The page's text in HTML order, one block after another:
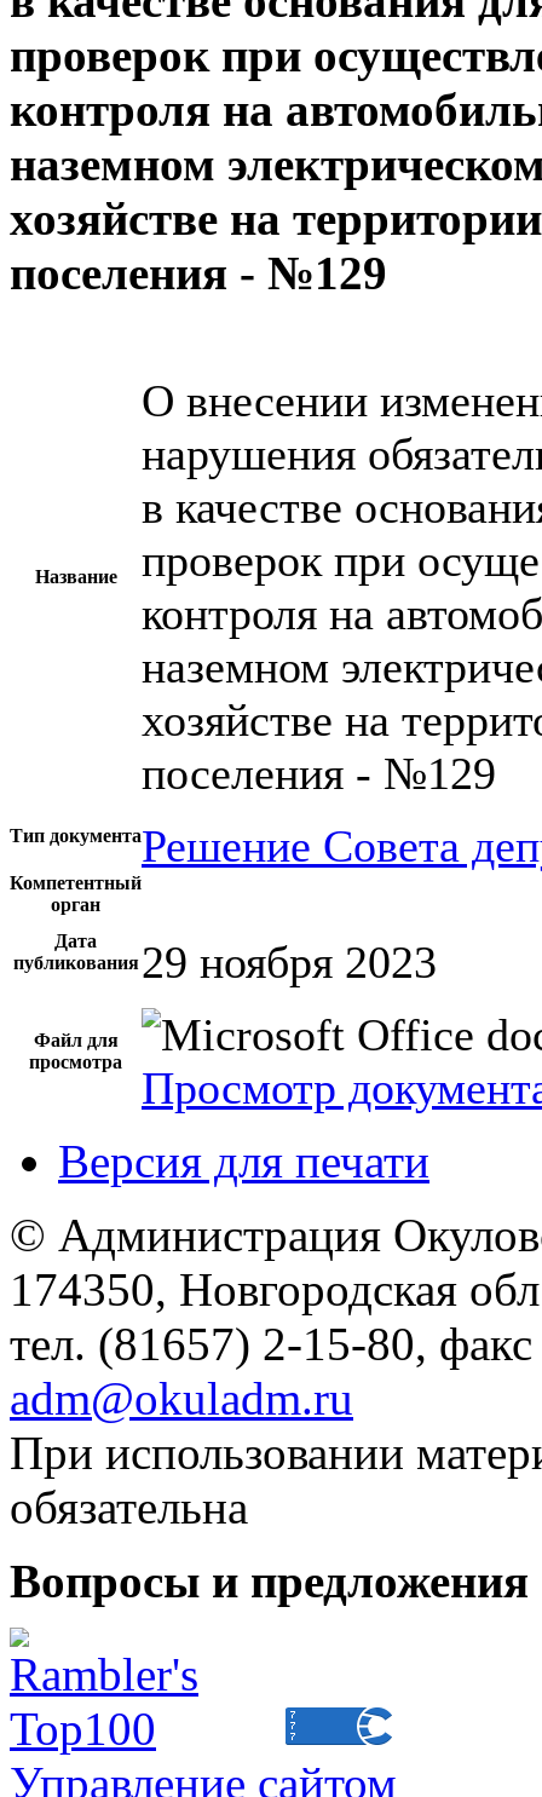
проверок при
контроля на
наземном
хозяйстве на
поселения - №129
Название
О внесении
нарушения
в качестве
проверок при
контроля на
наземном
хозяйстве на
поселения - №129
Тип документаРешение Совета
Компетентный
орган
Дата
публикования 29 ноября 2023
Файл для
просмотра
Просмотр
Версия для печати
© Администрация
174350, Новгородская
тел. (81657) 2-15-80,
adm@okuladm.ru
При использовании
обязательна
Вопросы и
Управление сайтом